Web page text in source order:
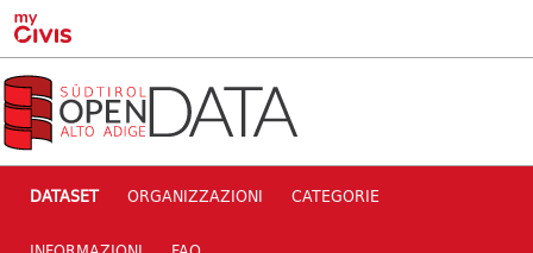
Skip to main content
DATASET ORGANIZZAZIONI CATEGORIE